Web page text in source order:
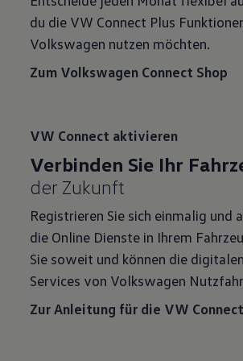
du die VW Connect Plus
Volkswagen nutzen möchten.
Zum Volkswagen Connect Shop
VW Connect aktivieren
Verbinden Sie Ihr
der Zukunft
Registrieren Sie sich einmalig und
die Online Dienste in Ihrem
Sie soweit und können die
Services von Volkswagen
Zur Anleitung für die VW